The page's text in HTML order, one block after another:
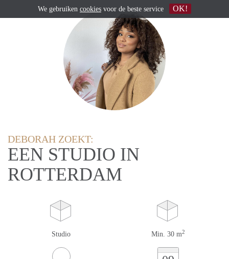
DEBORAH ZOEKT:
EEN STUDIO IN
ROTTERDAM
Studio Min. 30 m2
We gebruiken cookies voor de beste service OK!